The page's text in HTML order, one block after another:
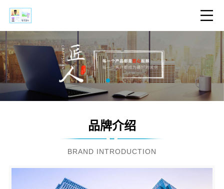
品牌介绍
BRAND INTRODUCTION